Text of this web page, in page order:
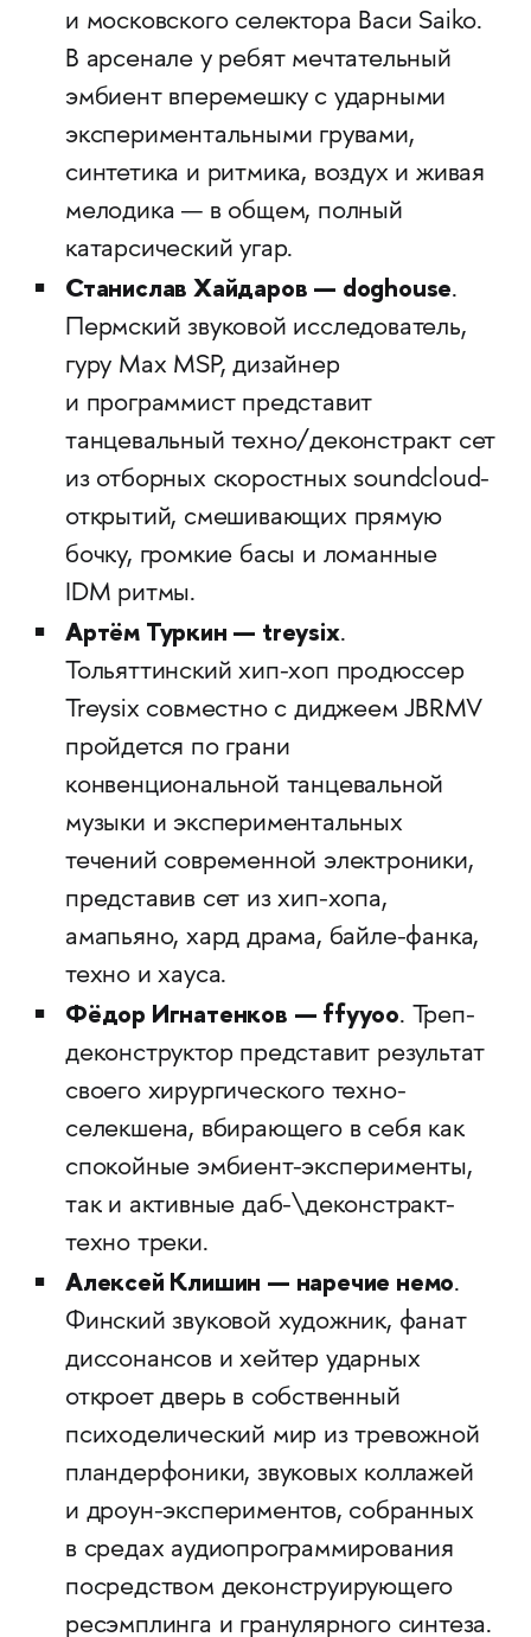
и московского селектора Васи Saiko.
В арсенале у ребят мечтательный
эмбиент вперемешку с ударными
экспериментальными грувами,
синтетика и ритмика, воздух и живая
мелодика — в общем, полный
катарсический угар.
Станислав Хайдаров — doghouse.
Пермский звуковой исследователь,
гуру Max MSP, дизайнер
и программист представит
танцевальный техно/деконстракт сет
из отборных скоростных soundcloud-
открытий, смешивающих прямую
бочку, громкие басы и ломанные
IDM ритмы.
Артём Туркин — treysix.
Тольяттинский хип-хоп продюссер
Treysix совместно с диджеем JBRMV
пройдется по грани
конвенциональной танцевальной
музыки и экспериментальных
течений современной электроники,
представив сет из хип-хопа,
амапьяно, хард драма, байле-фанка,
техно и хауса.
Фёдор Игнатенков — ffyyoo. Треп-
деконструктор представит результат
своего хирургического техно-
селекшена, вбирающего в себя как
спокойные эмбиент-эксперименты,
так и активные даб-\деконстракт-
техно треки.
Алексей Клишин — наречие немо.
Финский звуковой художник, фанат
диссонансов и хейтер ударных
откроет дверь в собственный
психоделический мир из тревожной
пландерфоники, звуковых коллажей
и дроун-экспериментов, собранных
в средах аудиопрограммирования
посредством деконструирующего
ресэмплинга и гранулярного синтеза.